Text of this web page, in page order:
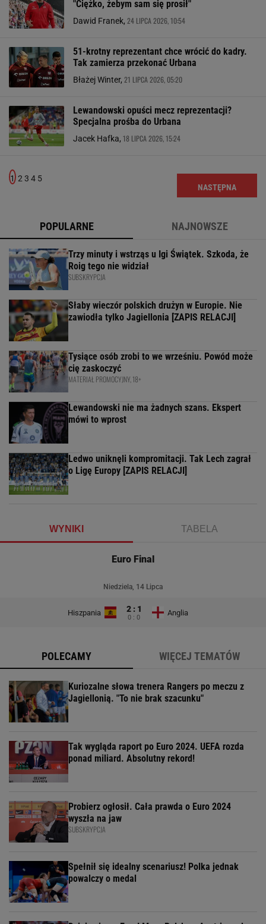
"Ciężko, żebym sam się prosił"
Dawid Franek, 24 LIPCA 2026, 10:54
51-krotny reprezentant chce wrócić do kadry.
Tak zamierza przekonać Urbana
Błażej Winter, 21 LIPCA 2026, 05:20
Lewandowski opuści mecz reprezentacji?
Specjalna prośba do Urbana
Jacek Hafka, 18 LIPCA 2026, 15:24
1 2 3 4 5
NASTĘPNA
POPULARNE NAJNOWSZE
Trzy minuty i wstrząs u Igi Świątek. Szkoda, że
Roig tego nie widział
SUBSKRYPCJA
Słaby wieczór polskich drużyn w Europie. Nie
zawiodła tylko Jagiellonia [ZAPIS RELACJI]
Tysiące osób zrobi to we wrześniu. Powód może
cię zaskoczyć
MATERIAŁ PROMOCYJNY, 18+
Lewandowski nie ma żadnych szans. Ekspert
mówi to wprost
Ledwo uniknęli kompromitacji. Tak Lech zagrał
o Ligę Europy [ZAPIS RELACJI]
WYNIKI TABELA
Euro Final
Niedziela, 14 Lipca
Hiszpania 2 : 1
0 : 0
Anglia
POLECAMY WIĘCEJ TEMATÓW
Kuriozalne słowa trenera Rangers po meczu z
Jagiellonią. "To nie brak szacunku"
Tak wygląda raport po Euro 2024. UEFA rozda
ponad miliard. Absolutny rekord!
Probierz ogłosił. Cała prawda o Euro 2024
wyszła na jaw
SUBSKRYPCJA
Spełnił się idealny scenariusz! Polka jednak
powalczy o medal